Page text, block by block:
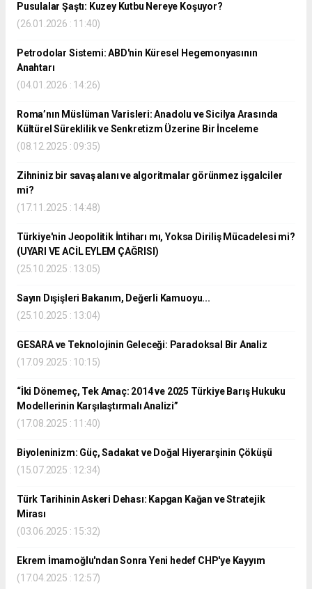
Pusulalar Şaştı: Kuzey Kutbu Nereye Koşuyor?
(26.01.2026 : 11:40)
Petrodolar Sistemi: ABD'nin Küresel Hegemonyasının
Anahtarı
(04.01.2026 : 14:26)
Roma’nın Müslüman Varisleri: Anadolu ve Sicilya Arasında
Kültürel Süreklilik ve Senkretizm Üzerine Bir İnceleme
(08.12.2025 : 09:35)
Zihniniz bir savaş alanı ve algoritmalar görünmez işgalciler
mi?
(17.11.2025 : 14:48)
Türkiye'nin Jeopolitik İntiharı mı, Yoksa Diriliş Mücadelesi mi?
(UYARI VE ACİL EYLEM ÇAĞRISI)
(25.10.2025 : 13:05)
Sayın Dışişleri Bakanım, Değerli Kamuoyu...
(25.10.2025 : 13:04)
GESARA ve Teknolojinin Geleceği: Paradoksal Bir Analiz
(17.09.2025 : 10:15)
“İki Dönemeç, Tek Amaç: 2014 ve 2025 Türkiye Barış Hukuku
Modellerinin Karşılaştırmalı Analizi”
(17.08.2025 : 11:40)
Biyoleninizm: Güç, Sadakat ve Doğal Hiyerarşinin Çöküşü
(15.07.2025 : 12:34)
Türk Tarihinin Askeri Dehası: Kapgan Kağan ve Stratejik
Mirası
(03.06.2025 : 15:32)
Ekrem İmamoğlu'ndan Sonra Yeni hedef CHP'ye Kayyım
(17.04.2025 : 12:57)